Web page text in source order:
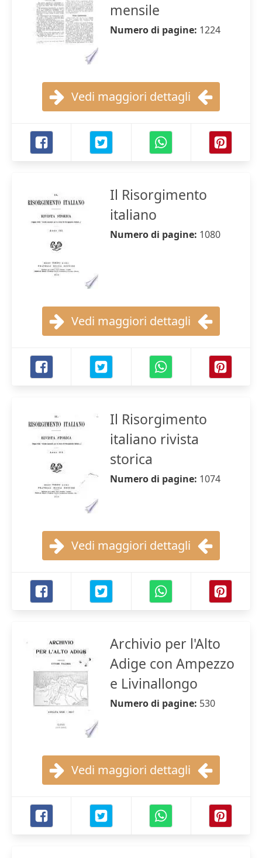
mensile
Numero di pagine: 1224
Vedi maggiori dettagli
Il Risorgimento
italiano
Numero di pagine: 1080
Vedi maggiori dettagli
Il Risorgimento
italiano rivista
storica
Numero di pagine: 1074
Vedi maggiori dettagli
Archivio per l'Alto
Adige con Ampezzo
e Livinallongo
Numero di pagine: 530
Vedi maggiori dettagli